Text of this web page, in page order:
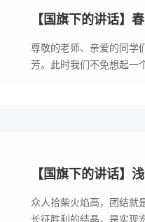
【国旗下的讲话】
尊敬的老师、亲爱的同学
芳。此时我们不免想起一
【国旗下的讲话】
众人拾柴火焰高，团结就
长征胜利的结晶，是实现